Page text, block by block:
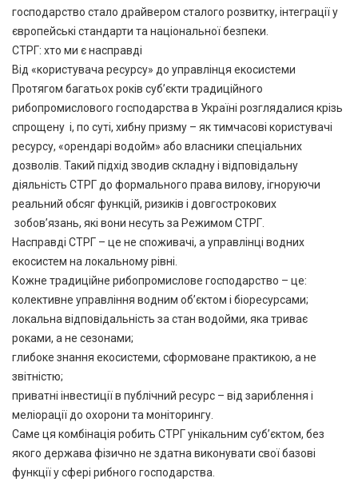
господарство стало драйвером сталого розвитку, інтеграції у
європейські стандарти та національної безпеки.
СТРГ: хто ми є насправді
Від «користувача ресурсу» до управлінця екосистеми
Протягом багатьох років суб’єкти традиційного
рибопромислового господарства в Україні розглядалися крізь
спрощену і, по суті, хибну призму – як тимчасові користувачі
ресурсу, «орендарі водойм» або власники спеціальних
дозволів. Такий підхід зводив складну і відповідальну
діяльність СТРГ до формального права вилову, ігноруючи
реальний обсяг функцій, ризиків і довгострокових
зобов’язань, які вони несуть за Режимом СТРГ.
Насправді СТРГ – це не споживачі, а управлінці водних
екосистем на локальному рівні.
Кожне традиційне рибопромислове господарство – це:
колективне управління водним об’єктом і біоресурсами;
локальна відповідальність за стан водойми, яка триває
роками, а не сезонами;
глибоке знання екосистеми, сформоване практикою, а не
звітністю;
приватні інвестиції в публічний ресурс – від зариблення і
меліорації до охорони та моніторингу.
Саме ця комбінація робить СТРГ унікальним суб’єктом, без
якого держава фізично не здатна виконувати свої базові
функції у сфері рибного господарства.